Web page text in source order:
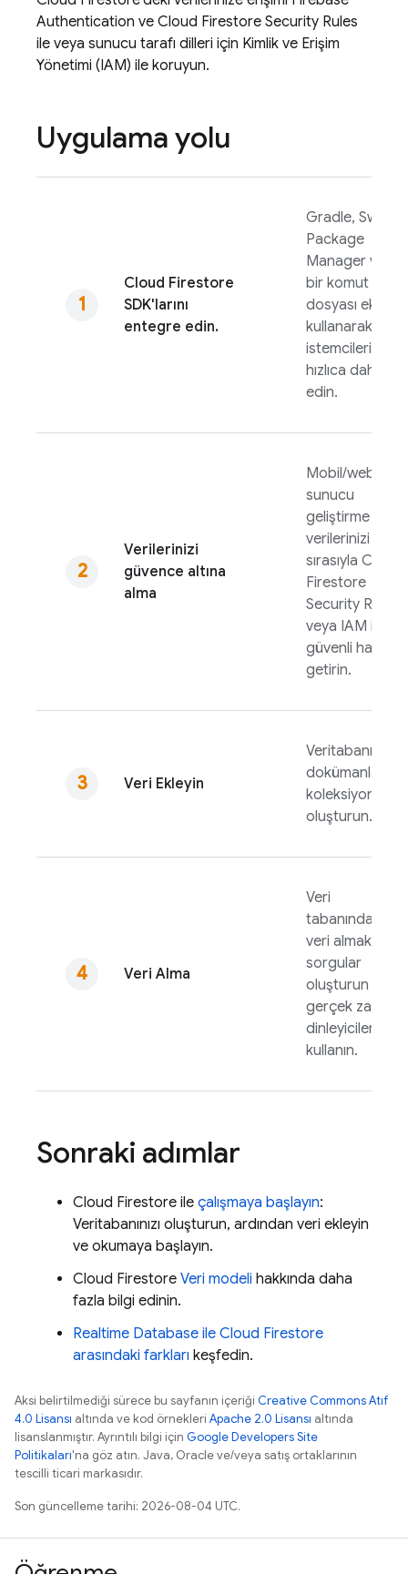
Authentication ve Cloud Firestore Security Rules
ile veya sunucu tarafı dilleri için Kimlik ve Erişim
Yönetimi (IAM) ile koruyun.
Uygulama yolu
Cloud Firestore
SDK'larını
entegre edin.
Gradle, Swift
Package
Manager veya
bir komut
dosyası ekleme
kullanarak
istemcileri
hızlıca dahil
edin.
Verilerinizi
güvence altına
alma
Mobil/web ve
sunucu
geliştirme için
verilerinizi
sırasıyla Cloud
Firestore
Security Rules
veya IAM ile
güvenli hale
getirin.
Veri Ekleyin
Veritabanınızda
dokümanlar ve
koleksiyonlar
oluşturun.
Veri Alma
Veri
tabanından
veri almak için
sorgular
oluşturun veya
gerçek zamanlı
dinleyicileri
kullanın.
Sonraki adımlar
Cloud Firestore ile çalışmaya başlayın:
Veritabanınızı oluşturun, ardından veri ekleyin
ve okumaya başlayın.
Cloud Firestore Veri modeli hakkında daha
fazla bilgi edinin.
Realtime Database ile Cloud Firestore
arasındaki farkları keşfedin.
Aksi belirtilmediği sürece bu sayfanın içeriği Creative Commons Atıf
4.0 Lisansı altında ve kod örnekleri Apache 2.0 Lisansı altında
lisanslanmıştır. Ayrıntılı bilgi için Google Developers Site
Politikaları'na göz atın. Java, Oracle ve/veya satış ortaklarının
tescilli ticari markasıdır.
Son güncelleme tarihi: 2026-08-04 UTC.